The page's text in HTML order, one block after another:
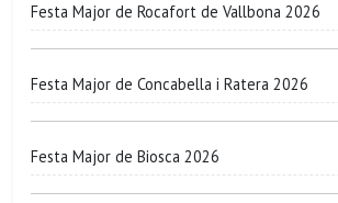
Festa Major de Rocafort de Vallbona 2026
Festa Major de Concabella i Ratera 2026
Festa Major de Biosca 2026